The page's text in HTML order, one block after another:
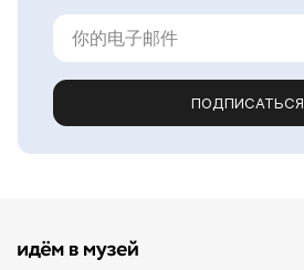
ПОДПИСАТЬСЯ